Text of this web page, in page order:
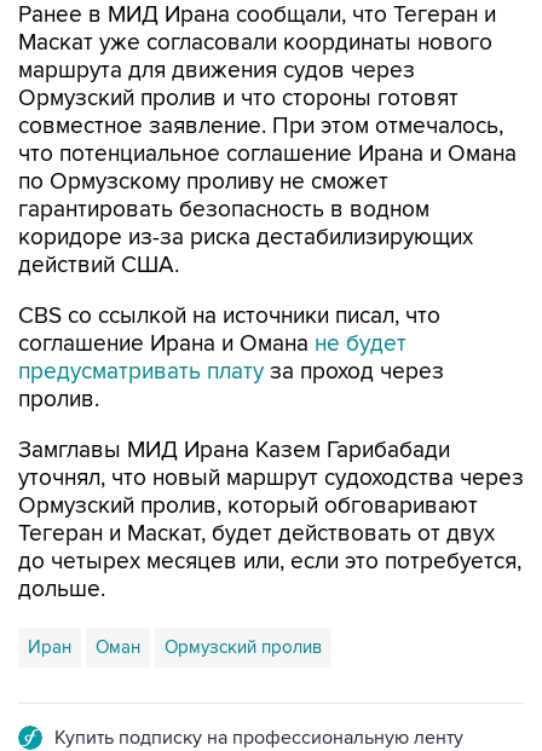
Ранее в МИД Ирана сообщали, что Тегеран и
Маскат уже согласовали координаты нового
маршрута для движения судов через
Ормузский пролив и что стороны готовят
совместное заявление. При этом отмечалось,
что потенциальное соглашение Ирана и Омана
по Ормузскому проливу не сможет
гарантировать безопасность в водном
коридоре из-за риска дестабилизирующих
действий США.
CBS со ссылкой на источники писал, что
соглашение Ирана и Омана не будет
предусматривать плату за проход через
пролив.
Замглавы МИД Ирана Казем Гарибабади
уточнял, что новый маршрут судоходства через
Ормузский пролив, который обговаривают
Тегеран и Маскат, будет действовать от двух
до четырех месяцев или, если это потребуется,
дольше.
Иран Оман Ормузский пролив
Купить подписку на профессиональную ленту